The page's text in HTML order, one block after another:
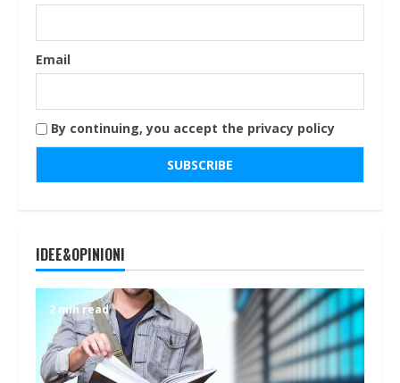
Email
By continuing, you accept the privacy policy
IDEE&OPINIONI
2 min read